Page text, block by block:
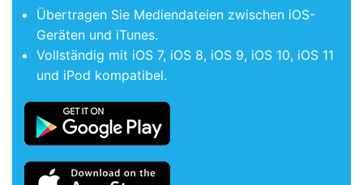
Übertragen Sie Mediendateien zwischen iOS-
Geräten und iTunes.
Vollständig mit iOS 7, iOS 8, iOS 9, iOS 10, iOS 11
und iPod kompatibel.